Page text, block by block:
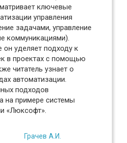
ключевые
управления
задачами, управление
коммуникациями).
он уделяет подходу к
в проектах с помощью
читатель узнает о
автоматизации.
подходов
на примере системы
«Люксофт».
Грачев А.И.